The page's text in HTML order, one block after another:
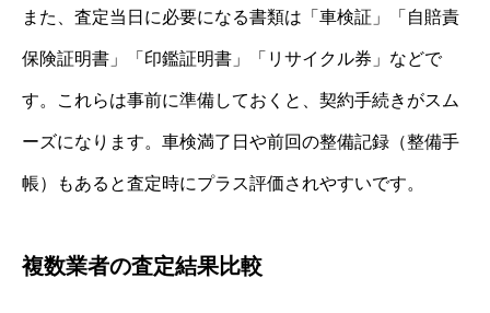
また、査定当日に必要になる書類は「車検証」「自賠責
保険証明書」「印鑑証明書」「リサイクル券」などで
す。これらは事前に準備しておくと、契約手続きがスム
ーズになります。車検満了日や前回の整備記録（整備手
帳）もあると査定時にプラス評価されやすいです。
複数業者の査定結果比較